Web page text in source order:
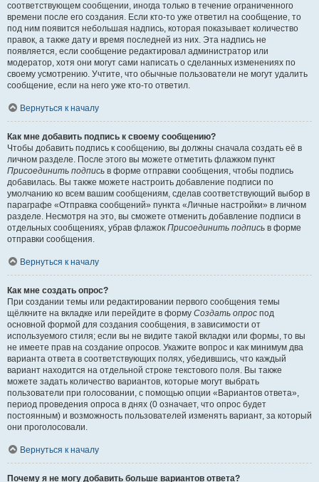
соответствующем сообщении, иногда только в течение ограниченного
времени после его создания. Если кто-то уже ответил на сообщение, то
под ним появится небольшая надпись, которая показывает количество
правок, а также дату и время последней из них. Эта надпись не
появляется, если сообщение редактировал администратор или
модератор, хотя они могут сами написать о сделанных изменениях по
своему усмотрению. Учтите, что обычные пользователи не могут удалить
сообщение, если на него уже кто-то ответил.
Вернуться к началу
Как мне добавить подпись к своему сообщению?
Чтобы добавить подпись к сообщению, вы должны сначала создать её в
личном разделе. После этого вы можете отметить флажком пункт
Присоединить подпись в форме отправки сообщения, чтобы подпись
добавилась. Вы также можете настроить добавление подписи по
умолчанию ко всем вашим сообщениям, сделав соответствующий выбор в
параграфе «Отправка сообщений» пункта «Личные настройки» в личном
разделе. Несмотря на это, вы сможете отменить добавление подписи в
отдельных сообщениях, убрав флажок Присоединить подпись в форме
отправки сообщения.
Вернуться к началу
Как мне создать опрос?
При создании темы или редактировании первого сообщения темы
щёлкните на вкладке или перейдите в форму Создать опрос под
основной формой для создания сообщения, в зависимости от
используемого стиля; если вы не видите такой вкладки или формы, то вы
не имеете прав на создание опросов. Укажите вопрос и как минимум два
варианта ответа в соответствующих полях, убедившись, что каждый
вариант находится на отдельной строке текстового поля. Вы также
можете задать количество вариантов, которые могут выбрать
пользователи при голосовании, с помощью опции «Вариантов ответа»,
период проведения опроса в днях (0 означает, что опрос будет
постоянным) и возможность пользователей изменять вариант, за который
они проголосовали.
Вернуться к началу
Почему я не могу добавить больше вариантов ответа?